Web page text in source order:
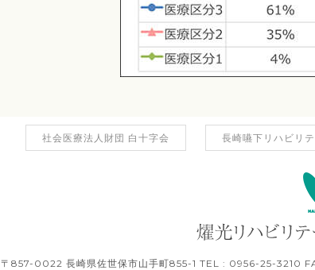
社会医療法人財団 白十字会 長崎嚥下リハビリ
〒857-0022 長崎県佐世保市山手町855-1 TEL : 0956-25-